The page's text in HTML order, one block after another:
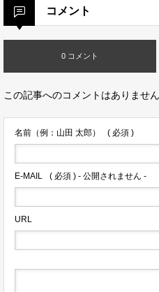
コメント
0 コメント
この記事へのコメントはありません
名前（例：山田 太郎） ( 必須 )
E-MAIL ( 必須 ) - 公開されません -
URL